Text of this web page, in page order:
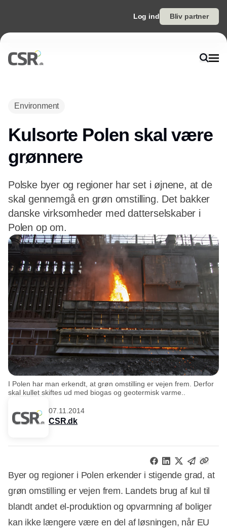
Log ind Bliv partner
Environment
Kulsorte Polen skal være
grønnere
Polske byer og regioner har set i øjnene, at de
skal gennemgå en grøn omstilling. Det bakker
danske virksomheder med datterselskaber i
Polen op om.
I Polen har man erkendt, at grøn omstilling er vejen frem. Derfor
skal kullet skiftes ud med biogas og geotermisk varme..
07.11.2014
CSR.dk
Byer og regioner i Polen erkender i stigende grad, at
grøn omstilling er vejen frem. Landets brug af kul til
blandt andet el-produktion og opvarmning af boliger
kan ikke længere være en del af løsningen, når EU